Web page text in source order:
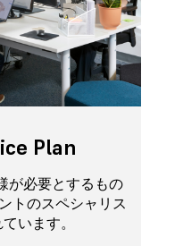
Plan
が必要とするもの
トのスペシャリス
います。